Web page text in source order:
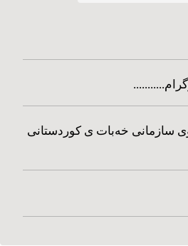
سازمانی خه‌بات ی کوردستانی